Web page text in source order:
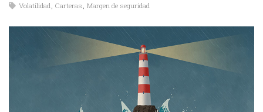
Volatilidad, Carteras , Margen de seguridad